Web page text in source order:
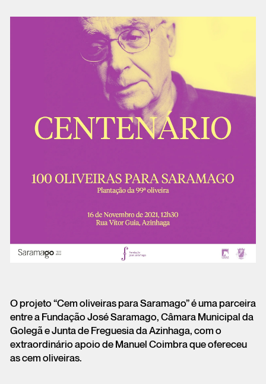
O projeto “Cem oliveiras para Saramago” é uma parceira
entre a Fundação José Saramago, Câmara Municipal da
Golegã e Junta de Freguesia da Azinhaga, com o
extraordinário apoio de Manuel Coimbra que ofereceu
as cem oliveiras.